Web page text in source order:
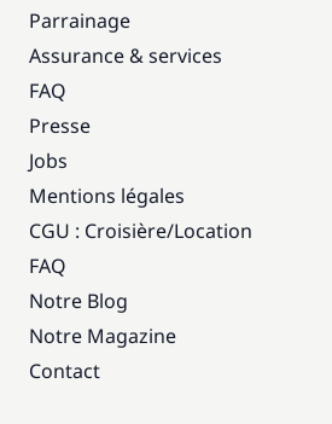
Parrainage
Assurance & services
FAQ
Presse
Jobs
Mentions légales
CGU : Croisière/Location
FAQ
Notre Blog
Notre Magazine
Contact